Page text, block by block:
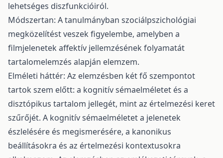
lehetséges diszfunkcióiról.
Módszertan: A tanulmányban szociálpszichológiai
megközelítést veszek figyelembe, amelyben a
filmjelenetek affektív jellemzésének folyamatát
tartalomelemzés alapján elemzem.
Elméleti háttér: Az elemzésben két fő szempontot
tartok szem előtt: a kognitív sémaelméletet és a
disztópikus tartalom jellegét, mint az értelmezési keret
szűrőjét. A kognitív sémaelméletet a jelenetek
észlelésére és megismerésére, a kanonikus
beállításokra és az értelmezési kontextusokra